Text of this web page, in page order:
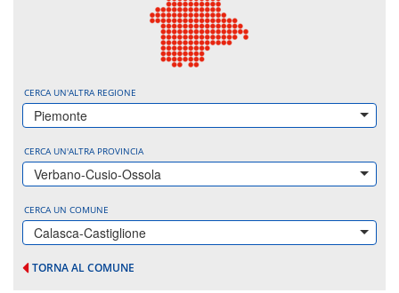
CERCA UN'ALTRA REGIONE
Piemonte
CERCA UN'ALTRA PROVINCIA
Verbano-Cusio-Ossola
CERCA UN COMUNE
Calasca-Castiglione
TORNA AL COMUNE